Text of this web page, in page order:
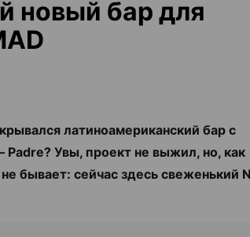
новый бар для
латиноамериканский бар с
Увы, проект не выжил, но, как
бывает: сейчас здесь свеженький